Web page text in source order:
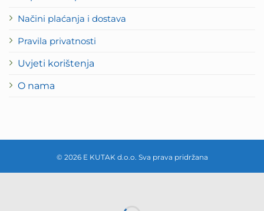
Načini plaćanja i dostava
Pravila privatnosti
Uvjeti korištenja
O nama
© 2026 E KUTAK d.o.o. Sva prava pridržana